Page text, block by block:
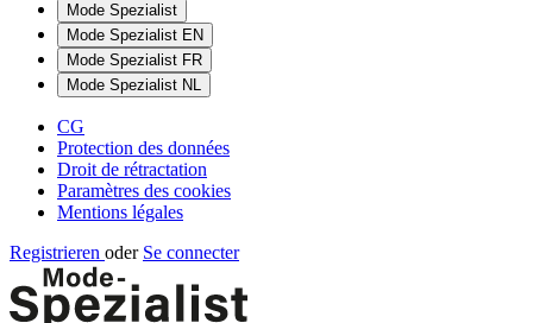
Mode Spezialist
Mode Spezialist EN
Mode Spezialist FR
Mode Spezialist NL
CG
Protection des données
Droit de rétractation
Paramètres des cookies
Mentions légales
Registrieren oder Se connecter